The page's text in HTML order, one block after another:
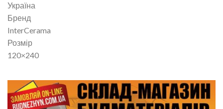
Україна
Бренд
InterCerama
Розмір
120×240